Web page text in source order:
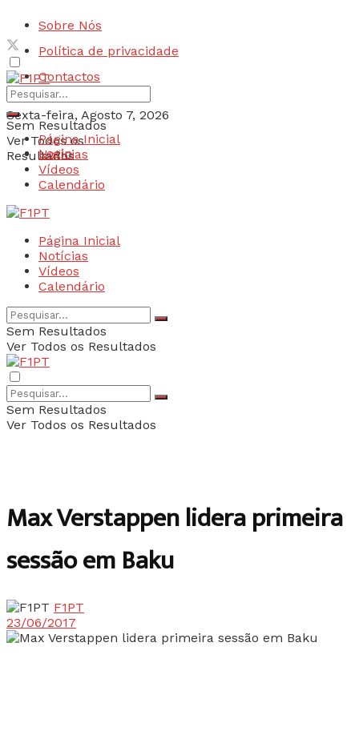
Sobre Nós
Política de privacidade
Contactos
Sexta-feira, Agosto 7, 2026
Login
Sem Resultados
Ver Todos os
Resultados
Página Inicial
Notícias
Vídeos
Calendário
Página Inicial
Notícias
Vídeos
Calendário
Sem Resultados
Ver Todos os Resultados
Sem Resultados
Ver Todos os Resultados
Max Verstappen lidera primeira
sessão em Baku
F1PT
23/06/2017